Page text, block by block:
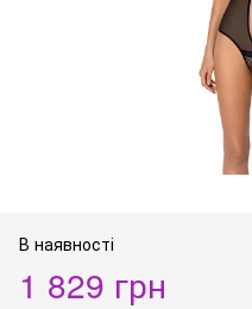
В наявності
1 829 грн